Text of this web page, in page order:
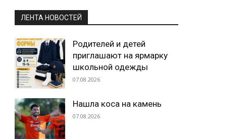
ЛЕНТА НОВОСТЕЙ
Родителей и детей
приглашают на ярмарку
школьной одежды
07.08.2026
Нашла коса на камень
07.08.2026